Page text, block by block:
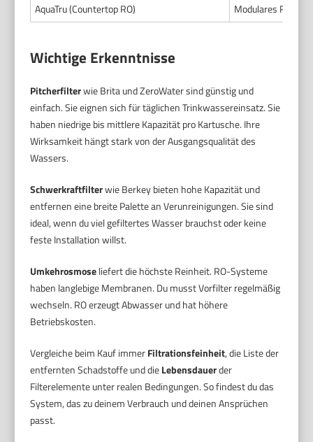
AquaTru (Countertop RO)
Modulares RO-
Wichtige Erkenntnisse
Pitcherfilterwie Brita und ZeroWater sind günstig und
einfach. Sie eignen sich für täglichen Trinkwassereinsatz. Sie
haben niedrige bis mittlere Kapazität pro Kartusche. Ihre
Wirksamkeit hängt stark von der Ausgangsqualität des
Wassers.
Schwerkraftfilterwie Berkey bieten hohe Kapazität und
entfernen eine breite Palette an Verunreinigungen. Sie sind
ideal, wenn du viel gefiltertes Wasser brauchst oder keine
feste Installation willst.
Umkehrosmoseliefert die höchste Reinheit. RO-Systeme
haben langlebige Membranen. Du musst Vorfilter regelmäßig
wechseln. RO erzeugt Abwasser und hat höhere
Betriebskosten.
Vergleiche beim Kauf immerFiltrationsfeinheit, die Liste der
entfernten Schadstoffe und dieLebensdauerder
Filterelemente unter realen Bedingungen. So findest du das
System, das zu deinem Verbrauch und deinen Ansprüchen
passt.